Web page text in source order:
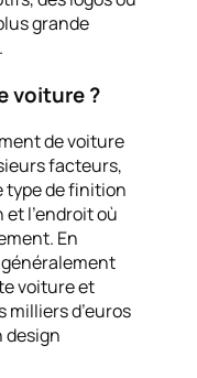
grande
voiture ?
de voiture
facteurs,
type de finition
l’endroit où
En
voiture et
milliers d’euros
design